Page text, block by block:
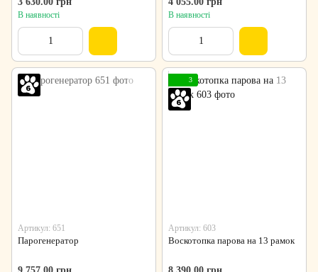
В наявності В наявності
Артикул: 651
Парогенератoр
3
Артикул: 603
Воскотопка парова на 13 рамок